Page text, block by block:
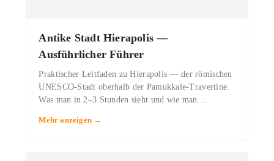
Antike Stadt Hierapolis —
Ausführlicher Führer
Praktischer Leitfaden zu Hierapolis — der römischen
UNESCO-Stadt oberhalb der Pamukkale-Travertine.
Was man in 2–3 Stunden sieht und wie man…
Mehr anzeigen →